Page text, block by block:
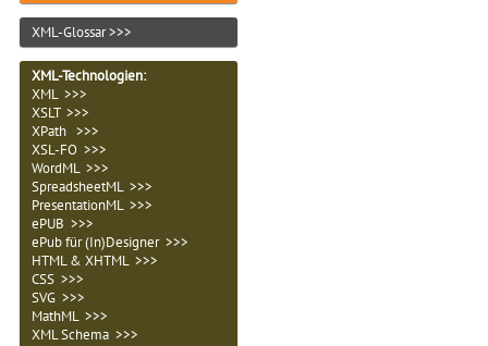
XML-Glossar >>>
XML-Technologien:
XML >>>
XSLT >>>
XPath >>>
XSL-FO >>>
WordML >>>
SpreadsheetML >>>
PresentationML >>>
ePUB >>>
ePub für (In)Designer >>>
HTML & XHTML >>>
CSS >>>
SVG >>>
MathML >>>
XML Schema >>>